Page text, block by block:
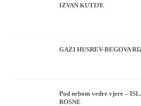
IZVAN KUTIJE
GAZI HUSREV-BEGOVA
Pod nebom vedre vjere –
BOSNE